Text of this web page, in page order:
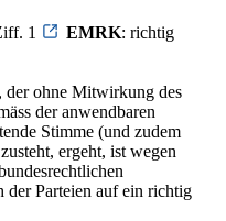
1 EMRK: richtig
der ohne Mitwirkung des
der anwendbaren
Stimme (und zudem
ergeht, ist wegen
der Parteien auf ein richtig